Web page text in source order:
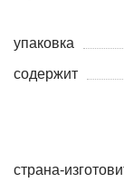
упаковка
содержит
страна-